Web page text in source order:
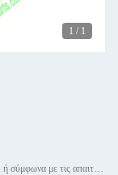
1 / 1
Συσκευασία λεπτομέρειες: Πλαστική σακούλα ή κουτί PNK ή σύμφωνα με τις απαιτήσεις σας.